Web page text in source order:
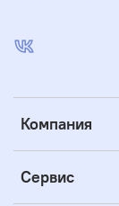
Компания
Сервис